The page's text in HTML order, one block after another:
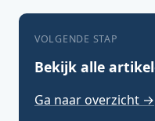
VOLGENDE STAP
Bekijk alle
Ga naar overzicht →